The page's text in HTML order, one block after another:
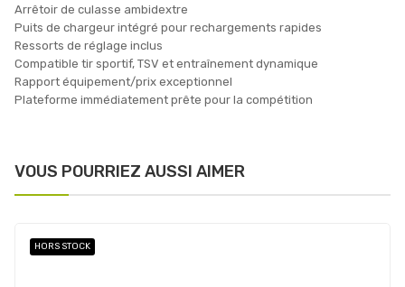
Arrêtoir de culasse ambidextre
Puits de chargeur intégré pour rechargements rapides
Ressorts de réglage inclus
Compatible tir sportif, TSV et entraînement dynamique
Rapport équipement/prix exceptionnel
Plateforme immédiatement prête pour la compétition
VOUS POURRIEZ AUSSI AIMER
HORS STOCK